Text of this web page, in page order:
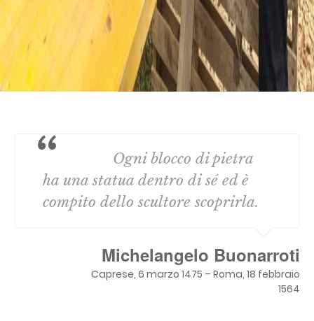
Ogni blocco di pietra
ha una statua dentro di sé ed è
compito dello scultore scoprirla.
Michelangelo Buonarroti
Caprese, 6 marzo 1475 – Roma, 18 febbraio
1564